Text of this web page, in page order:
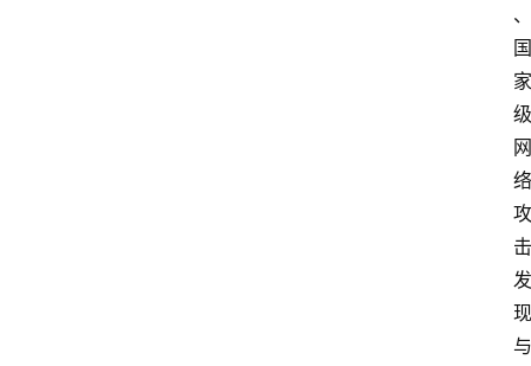
、
国
家
级
网
络
攻
击
发
现
与